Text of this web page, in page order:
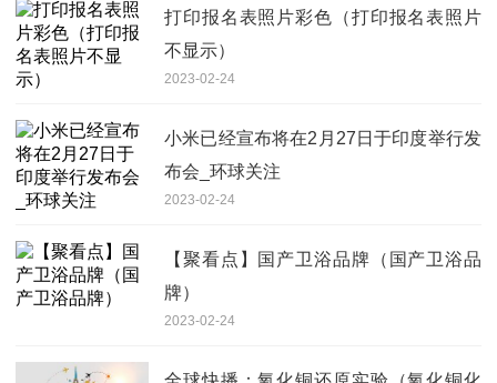
打印报名表照片彩色（打印报名表照片
不显示）
2023-02-24
小米已经宣布将在2月27日于印度举行发
布会_环球关注
2023-02-24
【聚看点】国产卫浴品牌（国产卫浴品
牌）
2023-02-24